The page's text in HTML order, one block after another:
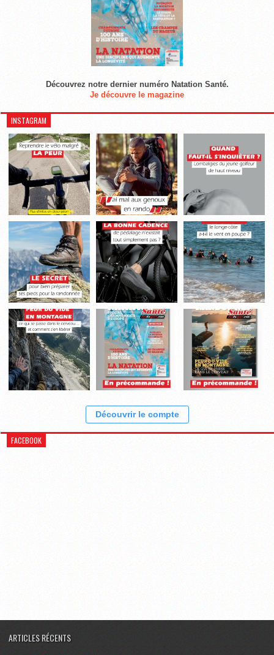
Découvrez notre dernier numéro Natation Santé.
Je découvre le magazine
INSTAGRAM
Découvrir le compte
FACEBOOK
ARTICLES RÉCENTS